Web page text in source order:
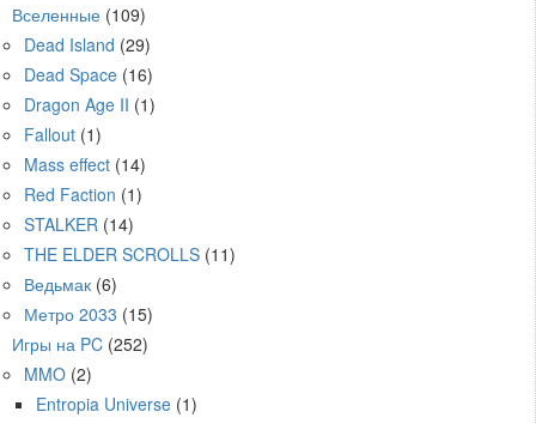
Вселенные (109)
Dead Island (29)
Dead Space (16)
Dragon Age II (1)
Fallout (1)
Mass effect (14)
Red Faction (1)
STALKER (14)
THE ELDER SCROLLS (11)
Ведьмак (6)
Метро 2033 (15)
Игры на PC (252)
MMO (2)
Entropia Universe (1)